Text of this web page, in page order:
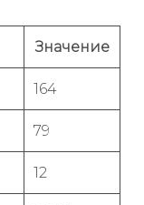
Значение
164
79
12